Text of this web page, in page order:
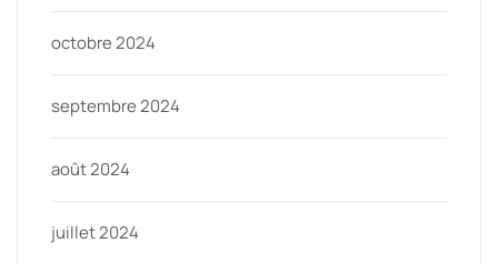
octobre 2024
septembre 2024
août 2024
juillet 2024